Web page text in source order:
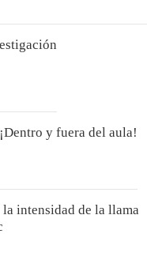
y fuera del aula!
intensidad de la llama